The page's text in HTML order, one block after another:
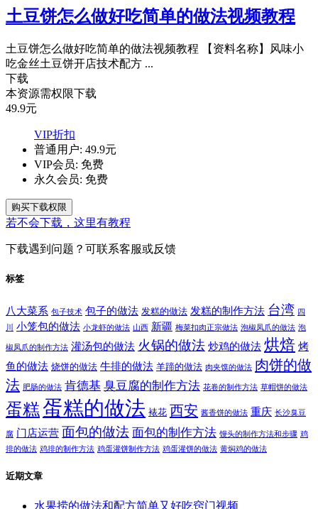
土豆饼怎么做好吃简单的做法视频教程
土豆饼怎么做好吃简单的做法视频教程 【资料名称】风味小
吃金丝土豆饼开店技术配方 ...
下载
本资源需权限下载
49.9元
VIP折扣
普通用户: 49.9元
VIP会员: 免费
永久会员: 免费
购买下载权限
若不会下载，这里有教程
下载遇到问题？可联系客服或反馈
标签
八大菜系 包子技术 包子的做法 发糕的做法 发糕的制作方法 台湾 四
川
小笼包的做法 小龙虾的做法 山西 新疆 梅菜扣肉正宗做法 泡椒凤爪的做法 泡
椒凤爪的制作方法 灌汤包的做法 火锅的做法 炒鸡的做法 烘焙 烤
鱼的做法 烧饼的做法 牛排的做法 羊蹄的做法 肉夹馍的做法 肉饼的做
法 肥肠的做法 肯德基 臭豆腐的制作方法 花卷的制作方法 草帽饼的做法
蛋糕 蛋糕的做法 裱花 西安 酱香饼的做法 重庆 长沙臭豆
腐 门店运营 面包的做法 面包的制作方法 馒头的制作方法和步骤 鸡
排的做法 鸡排的制作方法 鸡蛋灌饼制作方法 鸡蛋灌饼的做法 黄焖鸡的做法
近期文章
水果捞的做法和配方简单又好吃窍门视频